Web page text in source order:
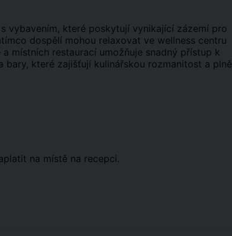
vybavením, které poskytují vynikající zázemí pro
dospělí mohou relaxovat ve wellness centru
místních restaurací umožňuje snadný přístup k
které zajišťují kulinářskou rozmanitost a plně
na místě na recepci.